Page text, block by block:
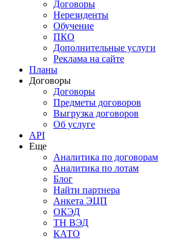
Договоры
Нерезиденты
Обучение
ПКО
Дополнительные услуги
Реклама на сайте
Планы
Договоры
Договоры
Предметы договоров
Выгрузка договоров
Об услуге
API
Еще
Аналитика по договорам
Аналитика по лотам
Блог
Найти партнера
Анкета ЭЦП
ОКЭД
ТН ВЭД
КАТО